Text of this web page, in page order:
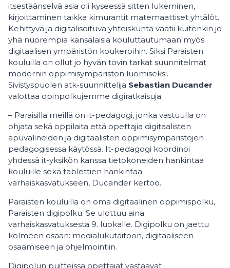
itsestäänselvä asia oli kyseessä sitten lukeminen,
kirjoittaminen taikka kimurantit matemaattiset yhtälöt.
Kehittyvä ja digitalisoituva yhteiskunta vaatii kuitenkin jo
yhä nuorempia kansalaisia kouluttautumaan myös
digitaalisen ympäristön koukeroihin. Siksi Paraisten
kouluilla on ollut jo hyvän tovin tarkat suunnitelmat
modernin oppimisympäristön luomiseksi.
Sivistyspuolen atk-suunnittelija Sebastian Ducander
valottaa opinpolkujemme digiratkaisuja.
– Paraisilla meillä on it-pedagogi, jonka vastuulla on
ohjata sekä oppilaita että opettajia digitaalisten
apuvälineiden ja digitaalisten oppimisympäristöjen
pedagogisessa käytössä. It-pedagogi koordinoi
yhdessä it-yksikön kanssa tietokoneiden hankintaa
kouluille sekä tablettien hankintaa
varhaiskasvatukseen, Ducander kertoo.
Paraisten kouluilla on oma digitaalinen oppimispolku,
Paraisten digipolku. Se ulottuu aina
varhaiskasvatuksesta 9. luokalle. Digipolku on jaettu
kolmeen osaan: medialukutaitoon, digitaaliseen
osaamiseen ja ohjelmointiin.
Digipolun puitteissa opettajat vastaavat